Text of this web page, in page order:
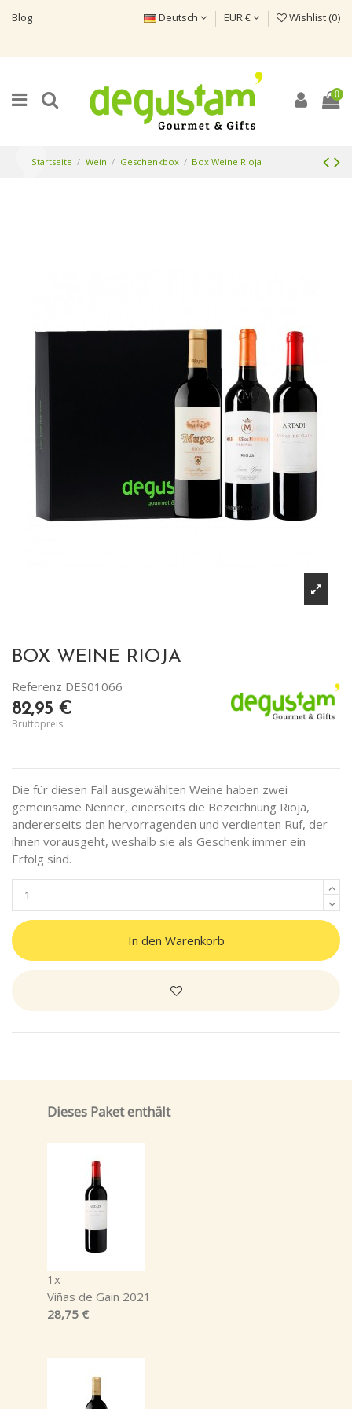
Blog Deutsch EUR € Wishlist (0)
0
Startseite Wein Geschenkbox Box Weine Rioja
BOX WEINE RIOJA
Referenz DES01066
82,95 €
Bruttopreis
Die für diesen Fall ausgewählten Weine haben zwei
gemeinsame Nenner, einerseits die Bezeichnung Rioja,
andererseits den hervorragenden und verdienten Ruf, der
ihnen vorausgeht, weshalb sie als Geschenk immer ein
Erfolg sind.
In den Warenkorb
Dieses Paket enthält
1x
Viñas de Gain 2021
28,75 €